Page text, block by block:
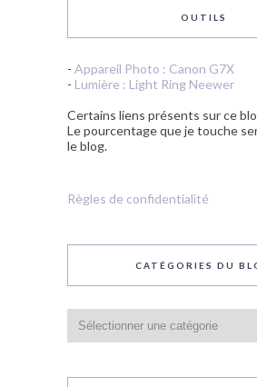
OUTILS
- Appareil Photo : Canon G7X
- Lumière : Light Ring Neewer
Certains liens présents sur ce
Le pourcentage que je touche
le blog.
Règles de confidentialité
CATÉGORIES DU
du
blog